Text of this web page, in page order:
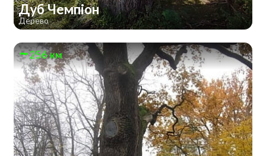
Дуб Чемпіон
Дерево
256 км